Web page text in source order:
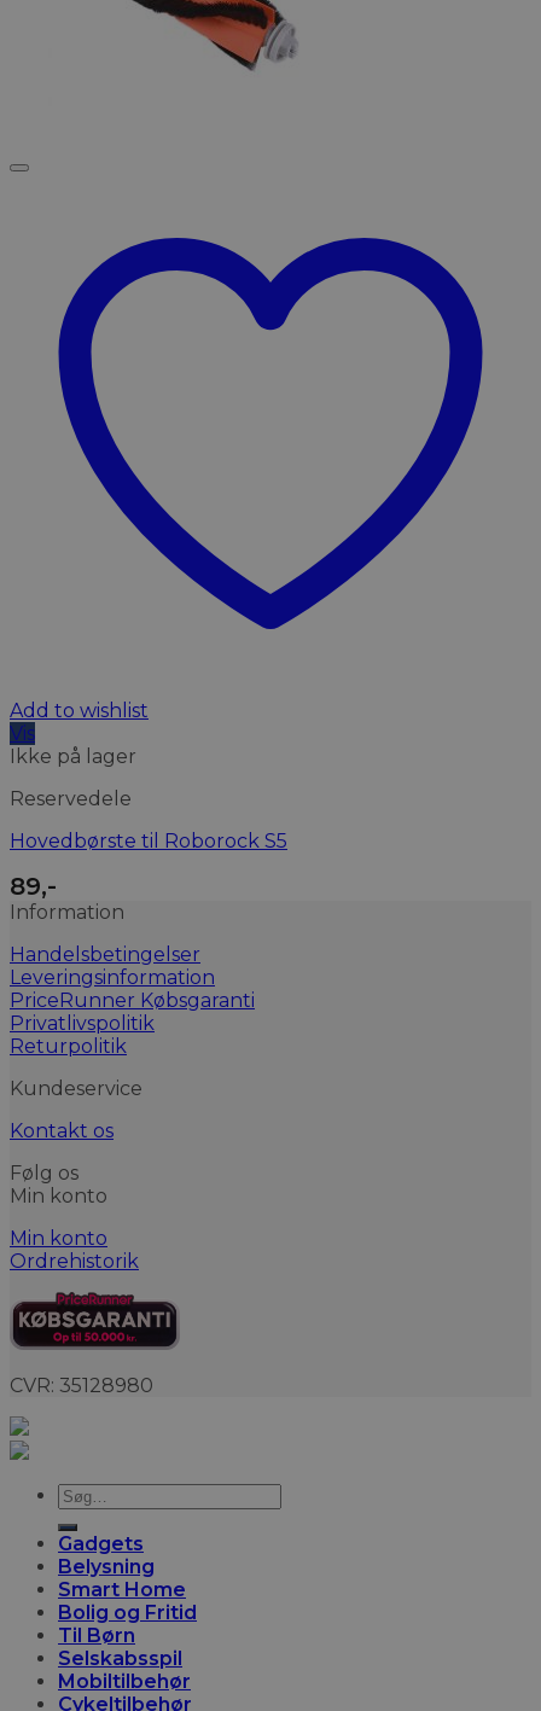
Add to wishlist
Vis
Ikke på lager
Reservedele
Hovedbørste til Roborock S5
89,-
Information
Handelsbetingelser
Leveringsinformation
PriceRunner Købsgaranti
Privatlivspolitik
Returpolitik
Kundeservice
Kontakt os
Følg os
Min konto
Min konto
Ordrehistorik
CVR: 35128980
Søg
Gadgets
Belysning
Smart Home
Bolig og Fritid
Til Børn
Selskabsspil
Mobiltilbehør
Cykeltilbehør